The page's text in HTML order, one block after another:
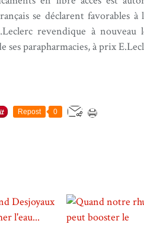
se déclarent favorables
revendique à
ses parapharmacies, à prix
Repost 0